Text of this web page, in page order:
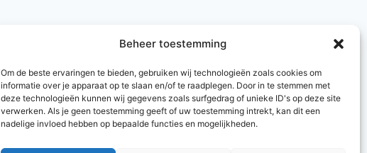
Beheer toestemming
Om de beste ervaringen te bieden, gebruiken wij technologieën zoals cookies om
informatie over je apparaat op te slaan en/of te raadplegen. Door in te stemmen met
deze technologieën kunnen wij gegevens zoals surfgedrag of unieke ID's op deze site
verwerken. Als je geen toestemming geeft of uw toestemming intrekt, kan dit een
nadelige invloed hebben op bepaalde functies en mogelijkheden.